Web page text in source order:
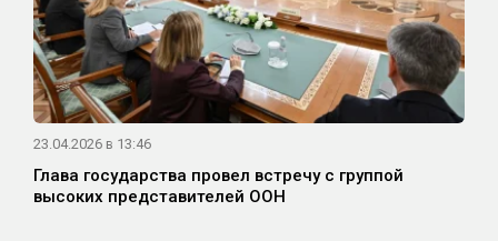
23.04.2026 в 13:46
Глава государства провел встречу с группой
высоких представителей ООН